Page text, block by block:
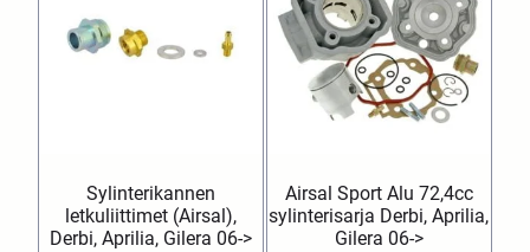
Sylinterikannen
letkuliittimet (Airsal),
Derbi, Aprilia, Gilera 06->
Airsal Sport Alu 72,4cc
sylinterisarja Derbi, Aprilia,
Gilera 06->